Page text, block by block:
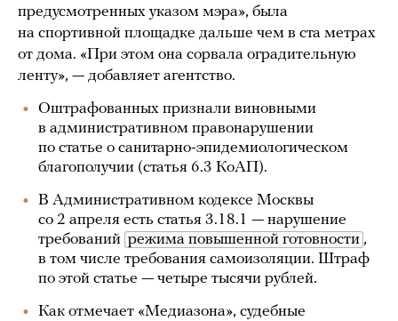
предусмотренных указом мэра», была
на спортивной площадке дальше чем в ста метрах
от дома. «При этом она сорвала оградительную
ленту», — добавляет агентство.
Оштрафованных признали виновными
в административном правонарушении
по статье о санитарно-эпидемиологическом
благополучии (статья 6.3 КоАП).
В Административном кодексе Москвы
со 2 апреля есть статья 3.18.1 — нарушение
требований режима повышенной готовности ,
в том числе требования самоизоляции. Штраф
по этой статье — четыре тысячи рублей.
Как отмечает «Медиазона», судебные